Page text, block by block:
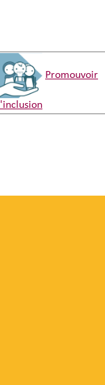
Promouvoir
l'inclusion